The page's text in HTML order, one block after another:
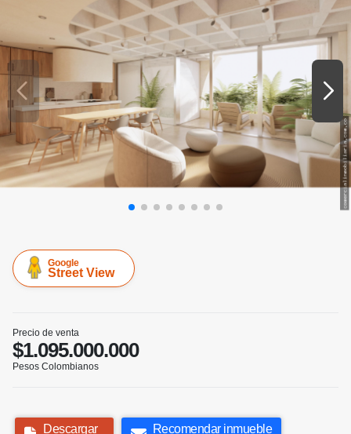
Google
Street View
Precio de venta
$1.095.000.000
Pesos Colombianos
Descargar
Recomendar inmueble